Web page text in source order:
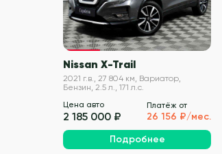
VIN проверен
Nissan X-Trail
2021 г.в., 27 804 км, Вариатор,
Бензин, 2.5 л., 171 л.с.
Цена авто
2 185 000 ₽
Платёж от
26 156 ₽/мес.
Подробнее